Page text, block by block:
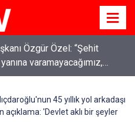
Özgür Özel: “Şehit
varamayacağımız,
işlerin içinde olmayız”
45 yıllık yol arkadaşı
'Devlet aklı bir şeyler